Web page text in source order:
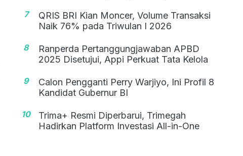
7
QRIS BRI Kian Moncer, Volume Transaksi
Naik 76% pada Triwulan I 2026
8
Ranperda Pertanggungjawaban APBD
2025 Disetujui, Appi Perkuat Tata Kelola
9
Calon Pengganti Perry Warjiyo, Ini Profil 8
Kandidat Gubernur BI
10
Trima+ Resmi Diperbarui, Trimegah
Hadirkan Platform Investasi All-in-One